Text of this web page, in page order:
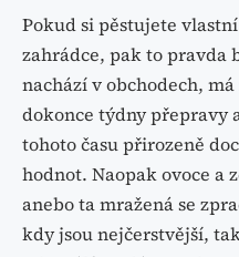
Pokud si pěstujete
zahrádce, pak to pravda
nachází v obchodech,
dokonce týdny přepravy
tohoto času přirozeně
hodnot. Naopak ovoce a
anebo ta mražená se
kdy jsou nejčerstvější,